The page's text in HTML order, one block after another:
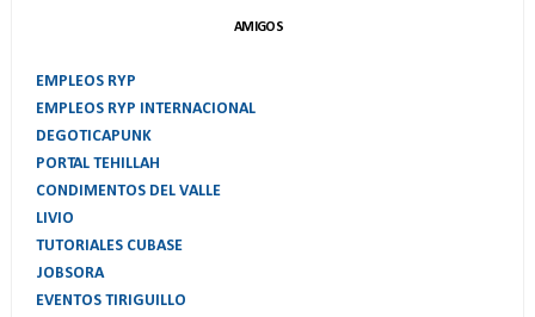
AMIGOS
EMPLEOS RYP
EMPLEOS RYP INTERNACIONAL
DEGOTICAPUNK
PORTAL TEHILLAH
CONDIMENTOS DEL VALLE
LIVIO
TUTORIALES CUBASE
JOBSORA
EVENTOS TIRIGUILLO